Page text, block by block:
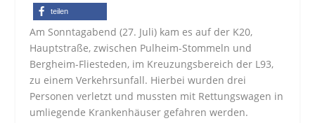
teilen
Am Sonntagabend (27. Juli) kam es auf der K20,
Hauptstraße, zwischen Pulheim-Stommeln und
Bergheim-Fliesteden, im Kreuzungsbereich der L93,
zu einem Verkehrsunfall. Hierbei wurden drei
Personen verletzt und mussten mit Rettungswagen in
umliegende Krankenhäuser gefahren werden.